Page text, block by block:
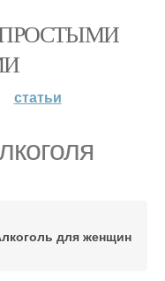
статьи
для женщин